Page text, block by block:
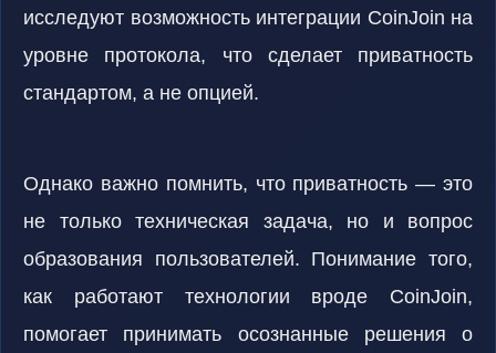
исследуют возможность интеграции CoinJoin на
уровне протокола, что сделает приватность
стандартом, а не опцией.
Однако важно помнить, что приватность — это
не только техническая задача, но и вопрос
образования пользователей. Понимание того,
как работают технологии вроде CoinJoin,
помогает принимать осознанные решения о